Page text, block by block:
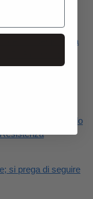
100%
luce: 5 / Resistenza
5 / Resistenza
268 g al m² /
5 / Resistenza allo
si prega di seguire